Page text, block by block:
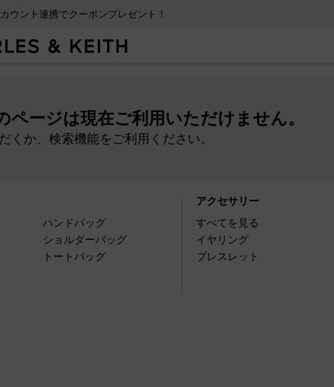
ウント連携でクーポンプレゼント！
ージは現在ご利用いただけません。
くか、検索機能をご利用ください。
ハンドバッグ
ショルダーバッグ
トートバッグ
アクセサリー
すべてを見る
イヤリング
ブレスレット